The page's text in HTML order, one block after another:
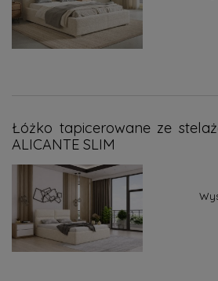
Łóżko tapicerowane ze
ALICANTE SLIM